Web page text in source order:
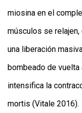
miosina en el
músculos se
una liberación
bombeado de
intensifica la
mortis (Vitale 2016).